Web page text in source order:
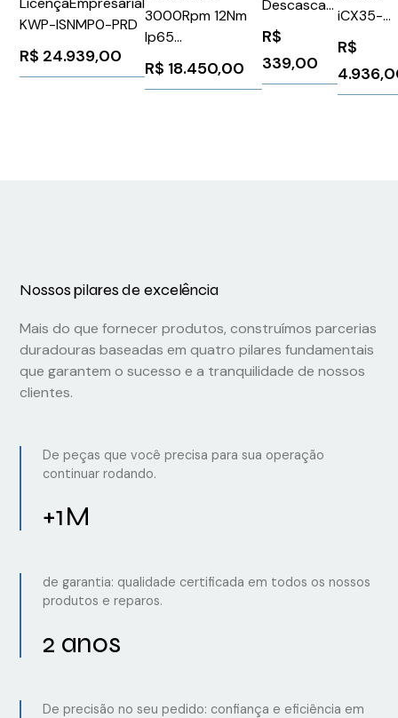
KWP-ISNMP0-PRD
R$ 24.939,00
3000Rpm 12Nm
Ip65
1FK70813BF711QG1
Siemens 91561
R$ 18.450,00
Descascar
Cabo
PBSTRIP
R$
339,00
iCX35-
HWC
iCX35-
HWC-A
R$
Nossos pilares de excelência
Mais do que fornecer produtos, construímos parcerias
duradouras baseadas em quatro pilares fundamentais
que garantem o sucesso e a tranquilidade de nossos
clientes.
De peças que você precisa para sua operação
continuar rodando.
+1M
de garantia: qualidade certificada em todos os nossos
produtos e reparos.
2 anos
De precisão no seu pedido: confiança e eficiência em